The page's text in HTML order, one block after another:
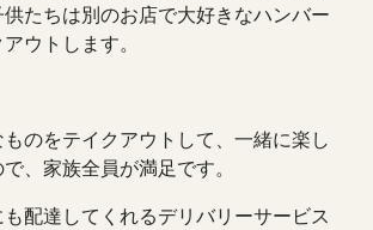
供たちは別のお店で大好きなハンバー
ウトします。
のをテイクアウトして、一緒に楽し
、家族全員が満足です。
配達してくれるデリバリーサービス